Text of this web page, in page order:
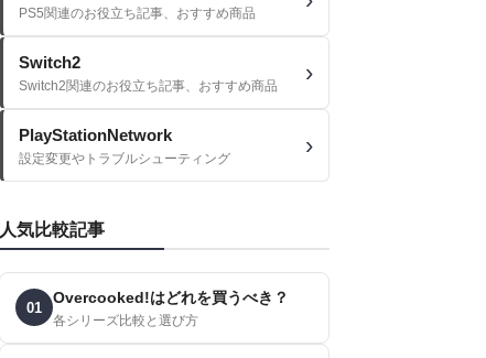
PS5関連のお役立ち記事、おすすめ商品
Switch2
Switch2関連のお役立ち記事、おすすめ商品
PlayStationNetwork
設定変更やトラブルシューティング
人気比較記事
01
Overcooked!はどれを買うべき？
各シリーズ比較と選び方